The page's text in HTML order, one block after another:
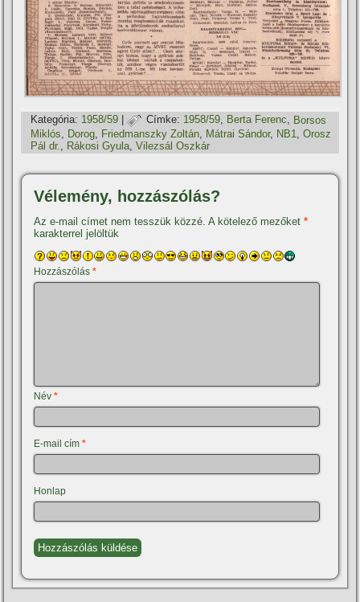
Kategória: 1958/59 | Címke: 1958/59, Berta Ferenc, Borsos
Miklós, Dorog, Friedmanszky Zoltán, Mátrai Sándor, NB1,Orosz
Pál dr., Rákosi Gyula,Vilezsál Oszkár
Vélemény, hozzászólás?
Az e-mail címet nem tesszük közzé. A kötelező mezőket*
karakterrel jelöltük
Hozzászólás*
Név*
E-mail cím*
Honlap